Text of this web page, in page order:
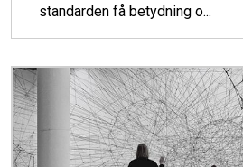
standarden få betydning o...